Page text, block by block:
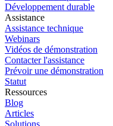
Développement durable
Assistance
Assistance technique
Webinars
Vidéos de démonstration
Contacter l'assistance
Prévoir une démonstration
Statut
Ressources
Blog
Articles
Solutions